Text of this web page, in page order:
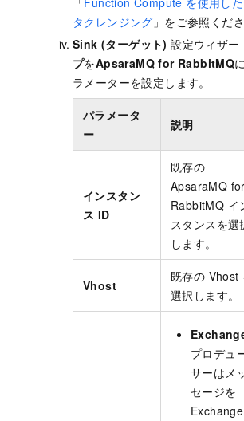
タクレンジング 」をご参照くださ
Sink (ターゲット) 設定ウィザー
プをApsaraMQ for RabbitMQ
ラメーターを設定します。
パラメータ
ー
説明
インスタン
ス ID
既存の
ApsaraMQ for
RabbitMQ イ
スタンスを選
します。
Vhost
既存の Vhost
選択します。
プロデュ
サーはメ
セージを